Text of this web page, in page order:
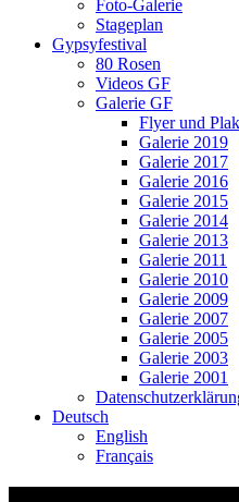
Foto-Galerie
Stageplan
Gypsyfestival
80 Rosen
Videos GF
Galerie GF
Flyer und
Galerie 2019
Galerie 2017
Galerie 2016
Galerie 2015
Galerie 2014
Galerie 2013
Galerie 2011
Galerie 2010
Galerie 2009
Galerie 2007
Galerie 2005
Galerie 2003
Galerie 2001
Deutsch
English
Français